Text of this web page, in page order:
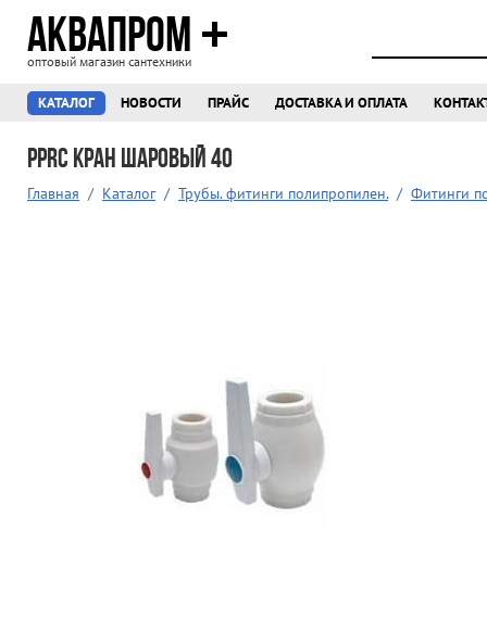
АКВАПРОМ
оптовый магазин сантехники
КАТАЛОГ НОВОСТИ ПРАЙС ДОСТАВКА И ОПЛАТА
PPRC Кран шаровый 40
Главная / Каталог / Трубы. фитинги полипропилен. / Фитинги